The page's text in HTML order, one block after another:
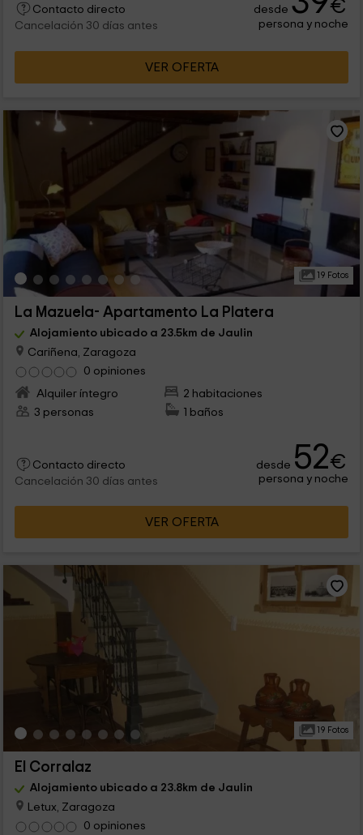
Contacto directo
Cancelación 30 días antes
desde €
persona y noche
VER OFERTA
19 Fotos
La Mazuela- Apartamento La Platera
Alojamiento ubicado a 23.5km de Jaulin
Cariñena, Zaragoza
0 opiniones
Alquiler íntegro
2 habitaciones
3 personas
1 baños
Contacto directo
Cancelación 30 días antes
desde 52€
persona y noche
VER OFERTA
19 Fotos
El Corralaz
Alojamiento ubicado a 23.8km de Jaulin
Letux, Zaragoza
0 opiniones